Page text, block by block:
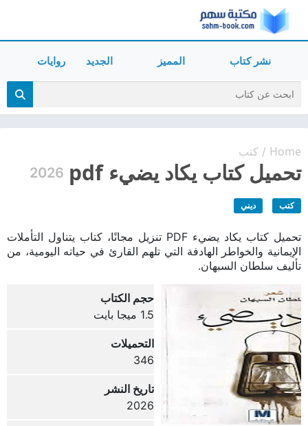
نشر كتاب المميز الجديد روايات
Home
/ كتب
تحميل كتاب يكاد يضيء pdf 2026
كتب ديني
تحميل كتاب يكاد يضيء PDF تنزيل مجانًا، كتاب يتناول التأملات
الإيمانية والخواطر الهادفة التي تلهم القارئ في حياته اليومية، من
تأليف سلطان السبهان.
حجم الكتاب
1.5 ميجا بايت
التحميلات
346
تاريخ النشر
2026